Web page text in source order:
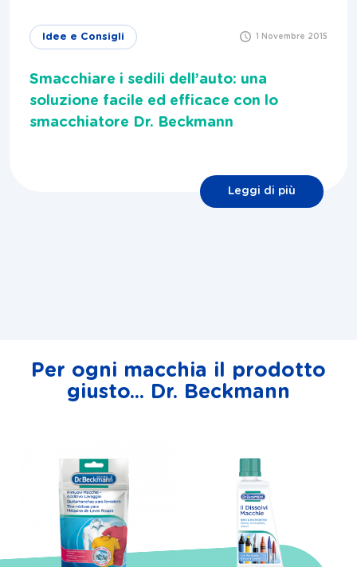
Idee e Consigli 1 Novembre 2015
Smacchiare i sedili dell’auto: una
soluzione facile ed efficace con lo
smacchiatore Dr. Beckmann
Leggi di più
Per ogni macchia il prodotto
giusto... Dr. Beckmann